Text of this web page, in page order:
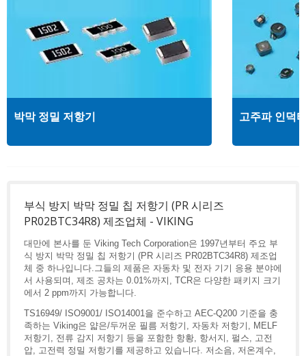
박막 정밀 저항기 고주파 인덕
부식 방지 박막 정밀 칩 저항기 (PR 시리즈
PR02BTC34R8) 제조업체 - VIKING
대만에 본사를 둔 Viking Tech Corporation은 1997년부터 주요 부
식 방지 박막 정밀 칩 저항기 (PR 시리즈 PR02BTC34R8) 제조업
체 중 하나입니다.그들의 제품은 자동차 및 전자 기기 응용 분야에
서 사용되며, 제조 공차는 0.01%까지, TCR은 다양한 패키지 크기
에서 2 ppm까지 가능합니다.
TS16949/ ISO9001/ ISO14001을 준수하고 AEC-Q200 기준을 충
족하는 Viking은 얇은/두꺼운 필름 저항기, 자동차 저항기, MELF
저항기, 전류 감지 저항기 등을 포함한 항황, 항서지, 펄스, 고전
압, 고전력 정밀 저항기를 제공하고 있습니다. 저소음, 저온계수,